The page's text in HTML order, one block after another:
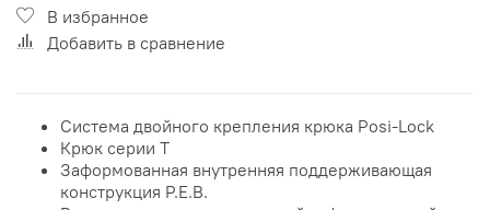
В избранное
Добавить в сравнение
Система двойного крепления крюка Posi-Lock
Крюк серии T
Заформованная внутренняя поддерживающая
конструкция P.E.B.